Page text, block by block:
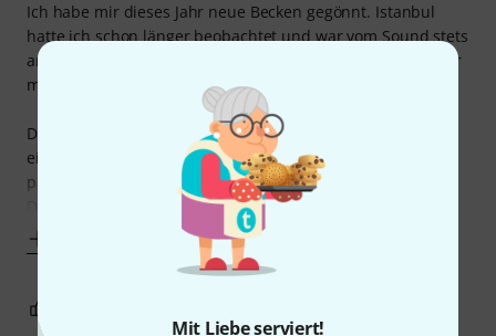
Mit Liebe serviert!
Ich habe mir dieses Jahr neue Becken gegönnt. Istanbul
hatte ich schon länger beobachtet und war vom Sound stets
angetan. Außerdem bekomme ich hier noch viel Becken für
mein Geld, gerade im vergleich zu Sabian oder Zildjian.
Das 20er dark Crash ist mein Main Crash aktuell, neben
einem 22 traditional Jazz Ride und einem Mehmet 19
paperthin Crash.